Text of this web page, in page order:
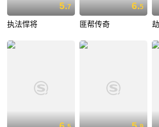
5.7
执法悍将
6.5
匪帮传奇